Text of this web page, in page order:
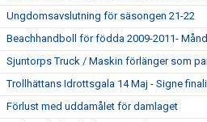
Ungdomsavslutning för säsongen 21-22
Beachhandboll för födda 2009-2011-
Sjuntorps Truck / Maskin förlänger som
Trollhättans Idrottsgala 14 Maj - Signe
Förlust med uddamålet för damlaget